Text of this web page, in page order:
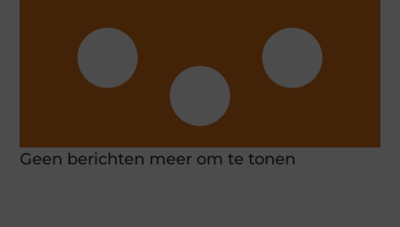
Geen berichten meer om te tonen